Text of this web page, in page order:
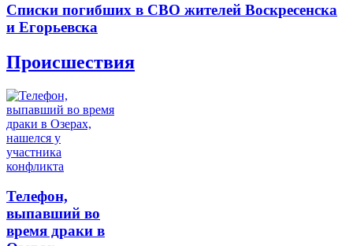
Списки погибших в СВО жителей Воскресенска
и Егорьевска
Происшествия
Телефон,
выпавший во
время драки в